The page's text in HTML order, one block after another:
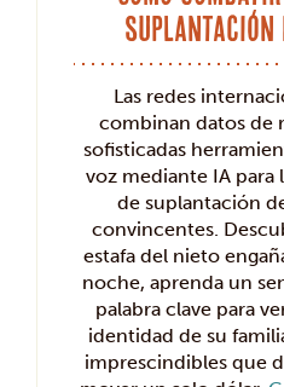
suplantación
Las redes
combinan datos de
sofisticadas
voz mediante IA para
de suplantación
convincentes.
estafa del nieto
noche, aprenda un
palabra clave para
identidad de su
imprescindibles que